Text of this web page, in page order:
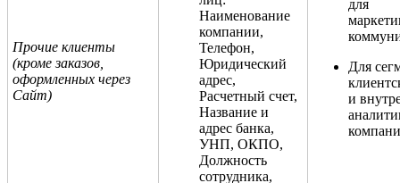
Прочие клиенты
(кроме заказов,
оформленных через
Сайт)
Наименование
компании,
Телефон,
Юридический
адрес,
Расчетный счет,
Название и
адрес банка,
УНП, ОКПО,
Должность
сотрудника,
для
Для
и